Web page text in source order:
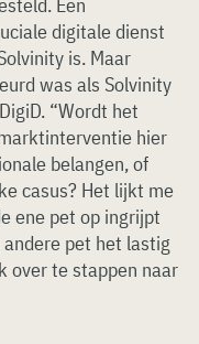
digitale dienst
is. Maar
was als Solvinity
“Wordt het
hier
belangen, of
casus? Het lijkt me
ene pet op ingrijpt
pet het lastig
over te stappen naar